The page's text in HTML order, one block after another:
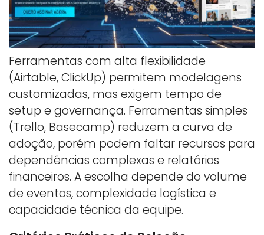
Ferramentas com alta flexibilidade
(Airtable, ClickUp) permitem modelagens
customizadas, mas exigem tempo de
setup e governança. Ferramentas simples
(Trello, Basecamp) reduzem a curva de
adoção, porém podem faltar recursos para
dependências complexas e relatórios
financeiros. A escolha depende do volume
de eventos, complexidade logística e
capacidade técnica da equipe.